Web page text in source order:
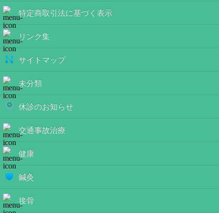
特定商取引法に基づく表示
リンク集
サイトマップ
未分類
休診のお知らせ
交通事故治療
健康
鍼灸
接骨